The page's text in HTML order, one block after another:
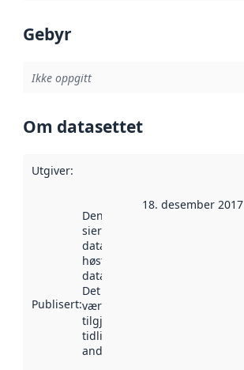
Gebyr
Ikke oppgitt
Om datasettet
Utgiver:
Publisert:
Denne datoen
sier når
datasettet ble
høstet av
data.norge.no.
Det kan ha
vært
tilgjengelig
tidligere
andre steder.
18. desember 2017